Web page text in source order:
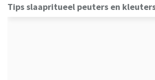
Tips slaapritueel peuters en